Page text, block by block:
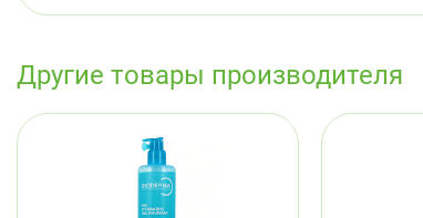
Другие товары производителя